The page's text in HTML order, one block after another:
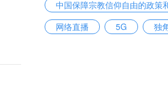
中国保障宗教信仰自由的政策
网络直播
5G
独